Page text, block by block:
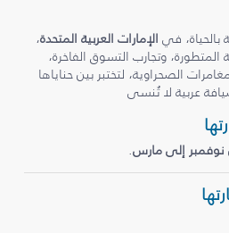
بالحياة، في الإمارات العربية المتحدة،
وتجارب التسوق الفاخرة،
الصحراوية، لتختبر بين حناياها
عربية لا تُنسى
نوفمبر إلى مارس.